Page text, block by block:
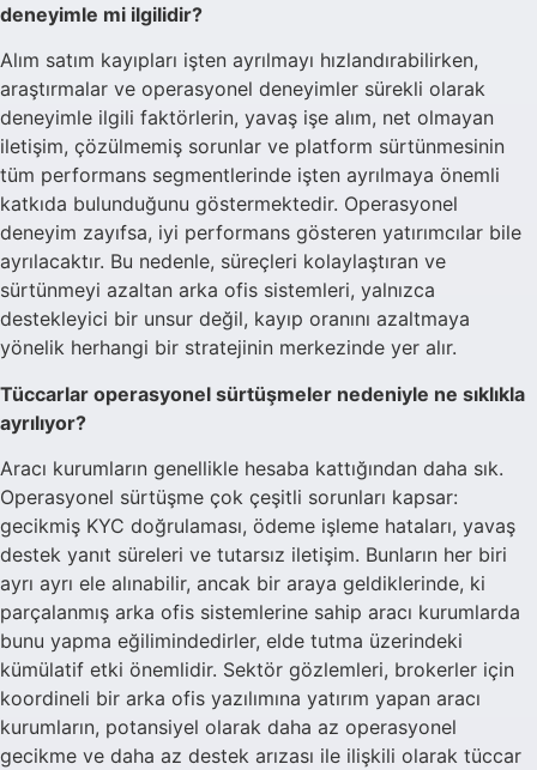
deneyimle mi ilgilidir?
Alım satım kayıpları işten ayrılmayı hızlandırabilirken,
araştırmalar ve operasyonel deneyimler sürekli olarak
deneyimle ilgili faktörlerin, yavaş işe alım, net olmayan
iletişim, çözülmemiş sorunlar ve platform sürtünmesinin
tüm performans segmentlerinde işten ayrılmaya önemli
katkıda bulunduğunu göstermektedir. Operasyonel
deneyim zayıfsa, iyi performans gösteren yatırımcılar bile
ayrılacaktır. Bu nedenle, süreçleri kolaylaştıran ve
sürtünmeyi azaltan arka ofis sistemleri, yalnızca
destekleyici bir unsur değil, kayıp oranını azaltmaya
yönelik herhangi bir stratejinin merkezinde yer alır.
Tüccarlar operasyonel sürtüşmeler nedeniyle ne sıklıkla
ayrılıyor?
Aracı kurumların genellikle hesaba kattığından daha sık.
Operasyonel sürtüşme çok çeşitli sorunları kapsar:
gecikmiş KYC doğrulaması, ödeme işleme hataları, yavaş
destek yanıt süreleri ve tutarsız iletişim. Bunların her biri
ayrı ayrı ele alınabilir, ancak bir araya geldiklerinde, ki
parçalanmış arka ofis sistemlerine sahip aracı kurumlarda
bunu yapma eğilimindedirler, elde tutma üzerindeki
kümülatif etki önemlidir. Sektör gözlemleri, brokerler için
koordineli bir arka ofis yazılımına yatırım yapan aracı
kurumların, potansiyel olarak daha az operasyonel
gecikme ve daha az destek arızası ile ilişkili olarak tüccar